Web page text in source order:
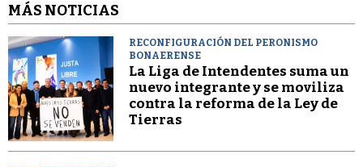
MÁS NOTICIAS
RECONFIGURACIÓN DEL PERONISMO
BONAERENSE
La Liga de Intendentes suma un
nuevo integrante y se moviliza
contra la reforma de la Ley de
Tierras